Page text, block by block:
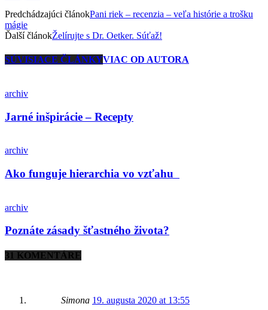
Predchádzajúci článokPani riek – recenzia – veľa histórie a trošku
mágie
Ďalší článokŽelírujte s Dr. Oetker. Súťaž!
SÚVISIACE ČLÁNKYVIAC OD AUTORA
archiv
Jarné inšpirácie – Recepty
archiv
Ako funguje hierarchia vo vzťahu
archiv
Poznáte zásady šťastného života?
31 KOMENTÁRE
Simona 19. augusta 2020 at 13:55